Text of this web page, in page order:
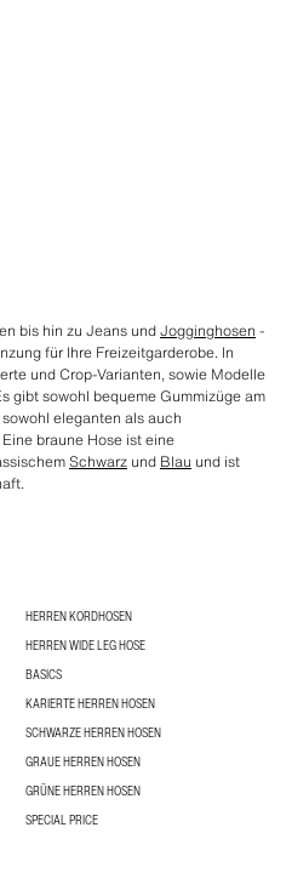
bis hin zu Jeans undJogginghosen -
für Ihre Freizeitgarderobe. In
und Crop-Varianten, sowie Modelle
gibt sowohl bequeme Gummizüge am
eleganten als auch
braune Hose ist eine
Schwarz und Blau und ist
HERREN KORDHOSEN
HERREN WIDE LEG HOSE
BASICS
KARIERTE HERREN HOSEN
SCHWARZE HERREN HOSEN
GRAUE HERREN HOSEN
GRÜNE HERREN HOSEN
SPECIAL PRICE